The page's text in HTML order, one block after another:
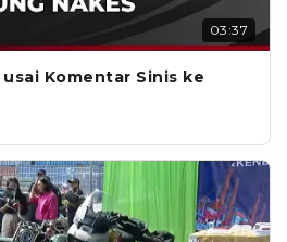
03:37
Komentar Sinis ke